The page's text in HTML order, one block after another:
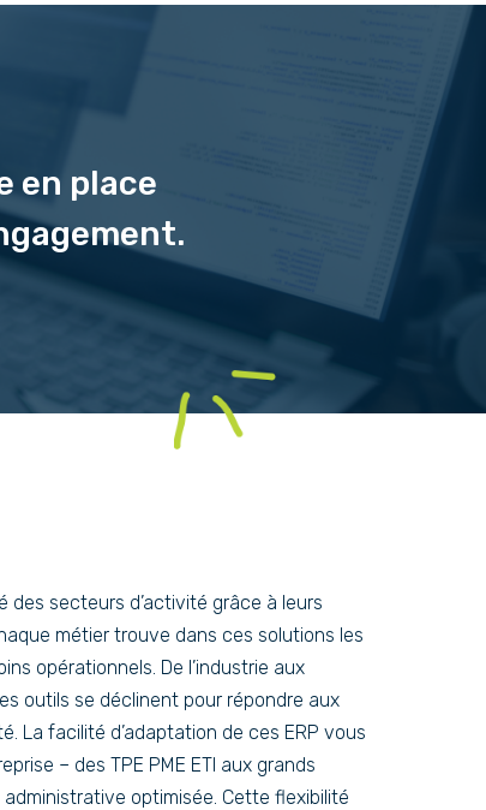
en place
des secteurs d’activité grâce à leurs
métier trouve dans ces solutions les
opérationnels. De l’industrie aux
outils se déclinent pour répondre aux
La facilité d’adaptation de ces ERP vous
– des TPE PME ETI aux grands
optimisée. Cette flexibilité